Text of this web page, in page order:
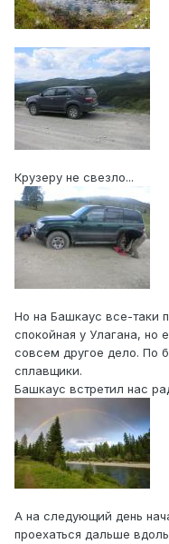
Крузеру не свезло...
Но на Башкаус все-таки
спокойная у Улагана, но
совсем другое дело. По
сплавщики.
Башкаус встретил нас
А на следующий день
проехаться дальше